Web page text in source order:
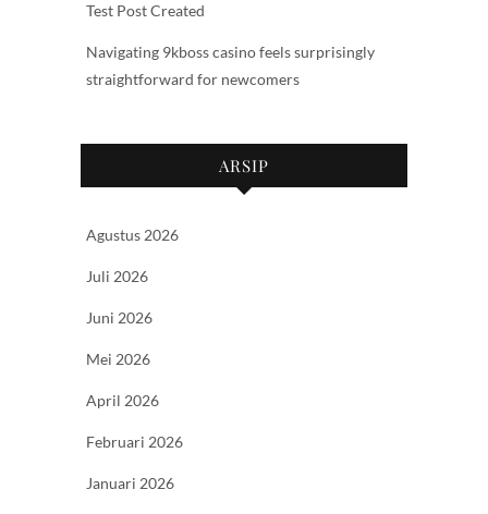
Test Post Created
Navigating 9kboss casino feels surprisingly
straightforward for newcomers
ARSIP
Agustus 2026
Juli 2026
Juni 2026
Mei 2026
April 2026
Februari 2026
Januari 2026